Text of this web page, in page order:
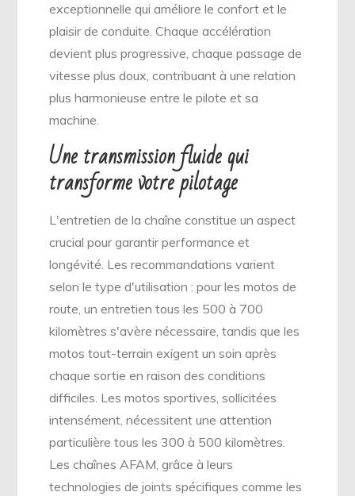
exceptionnelle qui améliore le confort et le
plaisir de conduite. Chaque accélération
devient plus progressive, chaque passage de
vitesse plus doux, contribuant à une relation
plus harmonieuse entre le pilote et sa
machine.
Une transmission fluide qui
transforme votre pilotage
L'entretien de la chaîne constitue un aspect
crucial pour garantir performance et
longévité. Les recommandations varient
selon le type d'utilisation : pour les motos de
route, un entretien tous les 500 à 700
kilomètres s'avère nécessaire, tandis que les
motos tout-terrain exigent un soin après
chaque sortie en raison des conditions
difficiles. Les motos sportives, sollicitées
intensément, nécessitent une attention
particulière tous les 300 à 500 kilomètres.
Les chaînes AFAM, grâce à leurs
technologies de joints spécifiques comme les